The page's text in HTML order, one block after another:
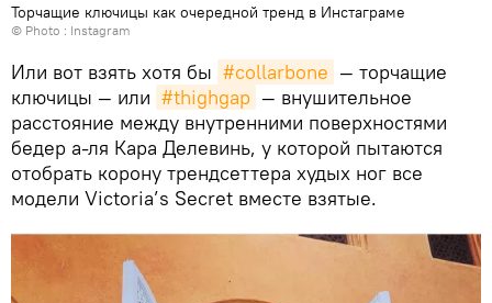
Торчащие ключицы как очередной тренд в Инстаграме
© Photo : Instagram
Или вот взять хотя бы #collarbone — торчащие
ключицы — или #thighgap — внушительное
расстояние между внутренними поверхностями
бедер а-ля Кара Делевинь, у которой пытаются
отобрать корону трендсеттера худых ног все
модели Victoria’s Secret вместе взятые.